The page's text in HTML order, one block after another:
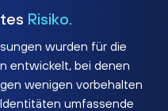
Risiko.
wurden für die
entwickelt, bei denen
wenigen vorbehalten
umfassende